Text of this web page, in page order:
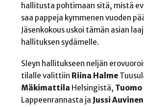
hallitusta pohtimaan sitä, mistä
saa pappeja kymmenen vuoden
Jäsenkokous uskoi tämän asian
hallituksen sydämelle.
Sleyn hallitukseen neljän
tilalle valittiin Riina Halme
Mäkimattila Helsingistä, Tuomo
Lappeenrannasta ja Jussi Auvinen